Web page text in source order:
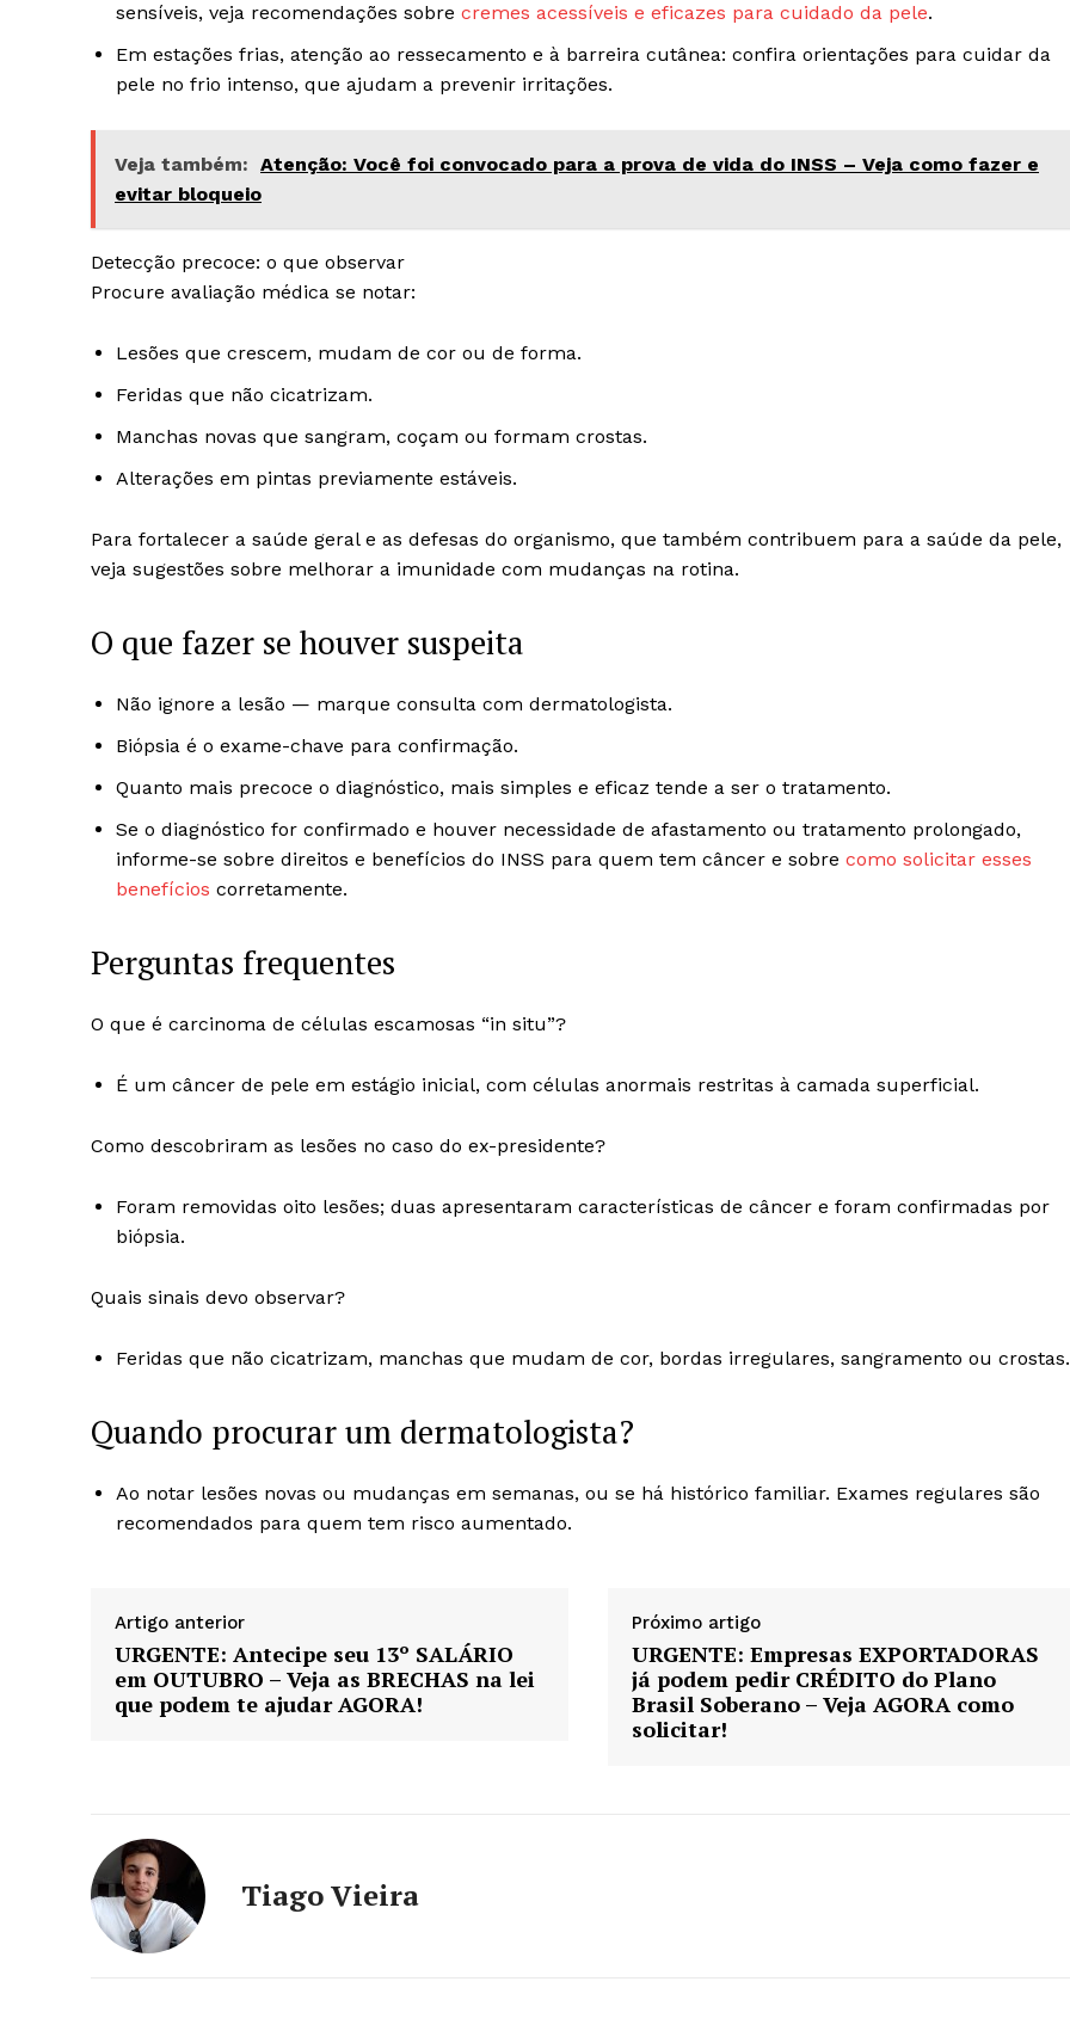
sensíveis, veja recomendações sobre cremes acessíveis e eficazes para cuidado da pele.
Em estações frias, atenção ao ressecamento e à barreira cutânea: confira orientações para cuidar da
pele no frio intenso, que ajudam a prevenir irritações.
Veja também: Atenção: Você foi convocado para a prova de vida do INSS – Veja como fazer e
evitar bloqueio
Detecção precoce: o que observar
Procure avaliação médica se notar:
Lesões que crescem, mudam de cor ou de forma.
Feridas que não cicatrizam.
Manchas novas que sangram, coçam ou formam crostas.
Alterações em pintas previamente estáveis.
Para fortalecer a saúde geral e as defesas do organismo, que também contribuem para a saúde da pele,
veja sugestões sobre melhorar a imunidade com mudanças na rotina.
O que fazer se houver suspeita
Não ignore a lesão — marque consulta com dermatologista.
Biópsia é o exame-chave para confirmação.
Quanto mais precoce o diagnóstico, mais simples e eficaz tende a ser o tratamento.
Se o diagnóstico for confirmado e houver necessidade de afastamento ou tratamento prolongado,
informe-se sobre direitos e benefícios do INSS para quem tem câncer e sobre como solicitar esses
benefícios corretamente.
Perguntas frequentes
O que é carcinoma de células escamosas “in situ”?
É um câncer de pele em estágio inicial, com células anormais restritas à camada superficial.
Como descobriram as lesões no caso do ex-presidente?
Foram removidas oito lesões; duas apresentaram características de câncer e foram confirmadas por
biópsia.
Quais sinais devo observar?
Feridas que não cicatrizam, manchas que mudam de cor, bordas irregulares, sangramento ou crostas.
Quando procurar um dermatologista?
Ao notar lesões novas ou mudanças em semanas, ou se há histórico familiar. Exames regulares são
recomendados para quem tem risco aumentado.
Artigo anterior
URGENTE: Antecipe seu 13º SALÁRIO
em OUTUBRO – Veja as BRECHAS na lei
que podem te ajudar AGORA!
Próximo artigo
URGENTE: Empresas EXPORTADORAS
já podem pedir CRÉDITO do Plano
Brasil Soberano – Veja AGORA como
solicitar!
Tiago Vieira